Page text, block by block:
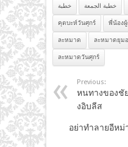
خطبة خطبة الجمعة
คุตบะห์วันศุกร์ พี่น้องผู้
ละหมาด ละหมาดยุม
ละหมาดวันศุกร์
Previous:
หนทางของชั
งอิบลีส
อย่าทำลายอีหม่